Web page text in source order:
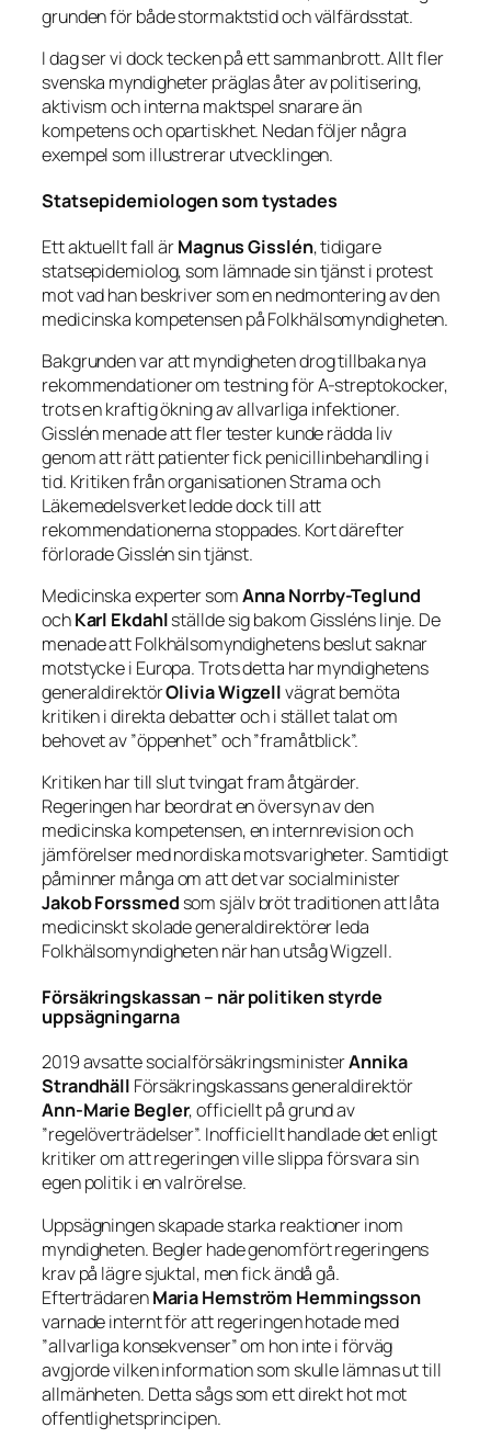
grunden för både stormaktstid och välfärdsstat.
I dag ser vi dock tecken på ett sammanbrott. Allt fler
svenska myndigheter präglas åter av politisering,
aktivism och interna maktspel snarare än
kompetens och opartiskhet. Nedan följer några
exempel som illustrerar utvecklingen.
Statsepidemiologen som tystades
Ett aktuellt fall ärMagnus Gisslén, tidigare
statsepidemiolog, som lämnade sin tjänst i protest
mot vad han beskriver som en nedmontering av den
medicinska kompetensen på Folkhälsomyndigheten.
Bakgrunden var att myndigheten drog tillbaka nya
rekommendationer om testning för A-streptokocker,
trots en kraftig ökning av allvarliga infektioner.
Gisslén menade att fler tester kunde rädda liv
genom att rätt patienter fick penicillinbehandling i
tid. Kritiken från organisationen Strama och
Läkemedelsverket ledde dock till att
rekommendationerna stoppades. Kort därefter
förlorade Gisslén sin tjänst.
Medicinska experter somAnna Norrby-Teglund
ochKarl Ekdahlställde sig bakom Gissléns linje. De
menade att Folkhälsomyndighetens beslut saknar
motstycke i Europa. Trots detta har myndighetens
generaldirektörOlivia Wigzellvägrat bemöta
kritiken i direkta debatter och i stället talat om
behovet av ”öppenhet” och ”framåtblick”.
Kritiken har till slut tvingat fram åtgärder.
Regeringen har beordrat en översyn av den
medicinska kompetensen, en internrevision och
jämförelser med nordiska motsvarigheter. Samtidigt
påminner många om att det var socialminister
Jakob Forssmed som själv bröt traditionen att låta
medicinskt skolade generaldirektörer leda
Folkhälsomyndigheten när han utsåg Wigzell.
Försäkringskassan – när politiken styrde
uppsägningarna
2019 avsatte socialförsäkringsministerAnnika
Strandhäll Försäkringskassans generaldirektör
Ann-Marie Begler, officiellt på grund av
”regelöverträdelser”. Inofficiellt handlade det enligt
kritiker om att regeringen ville slippa försvara sin
egen politik i en valrörelse.
Uppsägningen skapade starka reaktioner inom
myndigheten. Begler hade genomfört regeringens
krav på lägre sjuktal, men fick ändå gå.
EfterträdarenMaria Hemström Hemmingsson
varnade internt för att regeringen hotade med
”allvarliga konsekvenser” om hon inte i förväg
avgjorde vilken information som skulle lämnas ut till
allmänheten. Detta sågs som ett direkt hot mot
offentlighetsprincipen.